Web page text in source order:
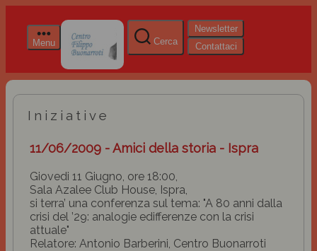
Menu Cerca
Newsletter
Contattaci
Iniziative
11/06/2009 - Amici della storia - Ispra
Giovedi 11 Giugno, ore 18:00,
Sala Azalee Club House, Ispra,
si terra’ una conferenza sul tema: "A 80 anni dalla
crisi del ’29: analogie edifferenze con la crisi
attuale"
Relatore: Antonio Barberini, Centro Buonarroti